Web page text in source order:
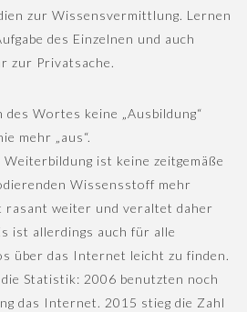
zur Wissensvermittlung. Lernen
des Einzelnen und auch
zur Privatsache.
des Wortes keine „Ausbildung“
mehr „aus“.
ist keine zeitgemäße
Wissensstoff mehr
rasant weiter und veraltet daher
ist allerdings auch für alle
über das Internet leicht zu finden.
Statistik: 2006 benutzten noch
das Internet. 2015 stieg die Zahl